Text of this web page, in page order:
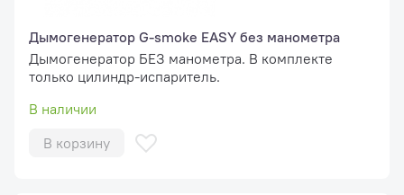
Дымогенератор G-smoke EASY без манометра
Дымогенератор БЕЗ манометра. В комплекте
только цилиндр-испаритель.
В наличии
В корзину